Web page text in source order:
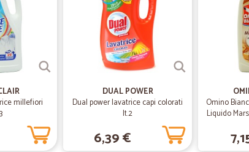
tutto perfetto
tutto perfetto
— Rossana S.
Veloce e spese di trasporto economiche
Veloce e spese di trasporto economiche
Karlheinz G.
millefiori
DUAL POWER
Dual power lavatrice capi colorati
lt.2
6,39 €
Omino
Liquido